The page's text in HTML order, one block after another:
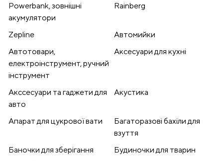
Powerbank, зовнішні
акумулятори
Rainberg
Zepline
Автомийки
Автотовари,
електроінструмент, ручний
інструмент
Аксесуари для кухні
Акссесуари та гаджети для
авто
Акустика
Апарат для цукрової вати
Багаторазові бахіли для
взуття
Баночки для зберігання
Будиночки для тварин